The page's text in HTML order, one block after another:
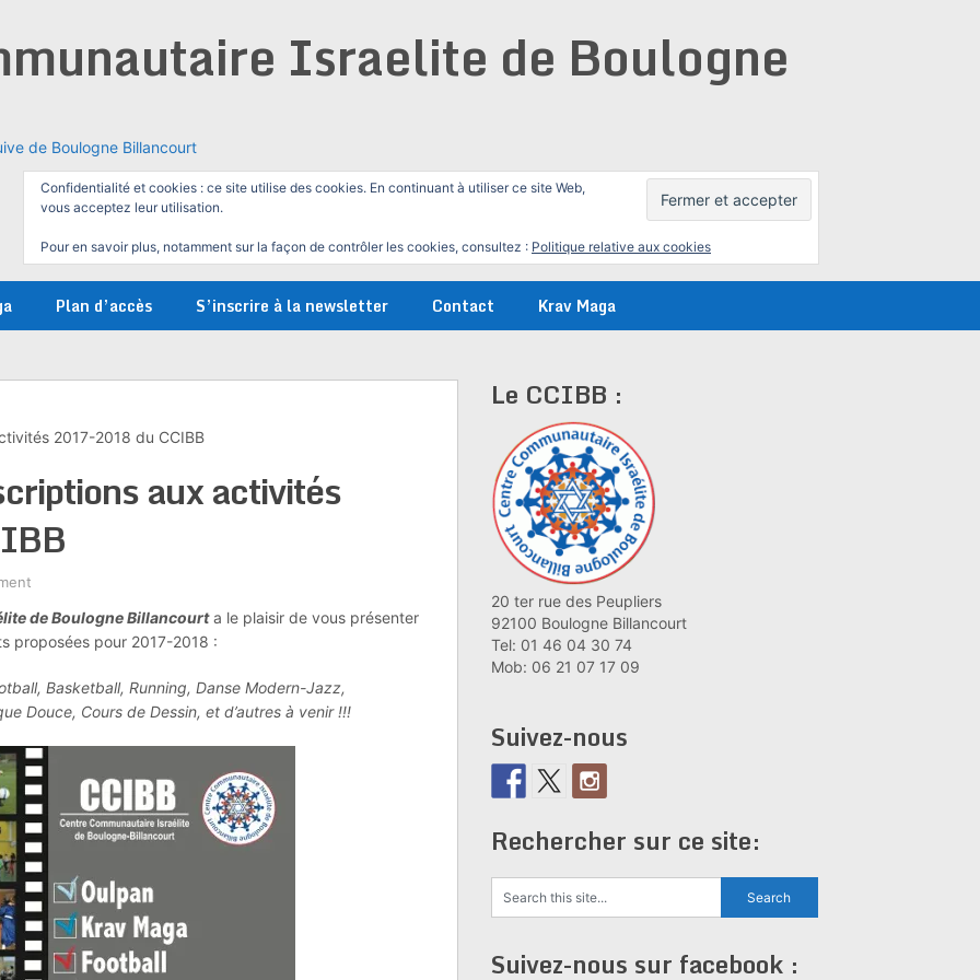
Israelite de Boulogne
de Boulogne Billancourt
Confidentialité et cookies : ce site utilise des cookies. En continuant à utiliser ce site Web,
vous acceptez leur utilisation.
Pour en savoir plus, notamment sur la façon de contrôler les cookies, consultez : Politique relative aux cookies
Plan d’accès S’inscrire à la newsletter Contact Krav Maga
2017-2018 du CCIBB
aux activités
de Boulogne Billancourta le plaisir de vous présenter
proposées pour 2017-2018 :
Basketball, Running, Danse Modern-Jazz,
Douce, Cours de Dessin, et d’autres à venir !!!
Le CCIBB :
20 ter rue des Peupliers
92100 Boulogne Billancourt
Tel: 01 46 04 30 74
Mob: 06 21 07 17 09
Suivez-nous
Rechercher sur ce site:
Suivez-nous sur facebook :